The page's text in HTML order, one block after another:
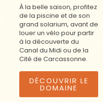
À la belle saison, profitez
de la piscine et de son
grand solarium, avant de
louer un vélo pour partir
à la découverte du
Canal du Midi ou de la
Cité de Carcassonne.
DÉCOUVRIR LE
DOMAINE